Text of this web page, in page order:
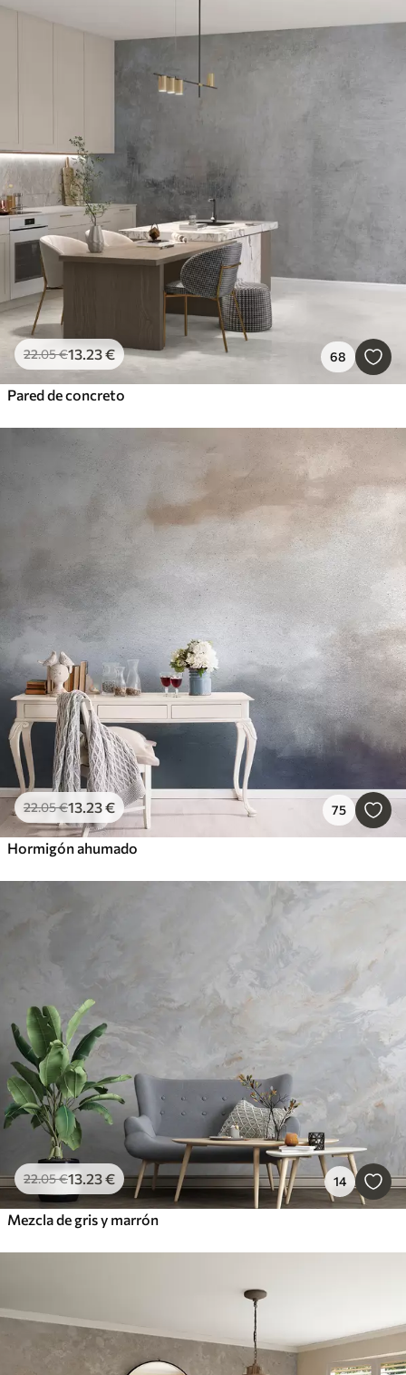
22.05€13.23€ 68
Pared de concreto
22.05€13.23€ 75
Hormigón ahumado
22.05€13.23€ 14
Mezcla de gris y marrón